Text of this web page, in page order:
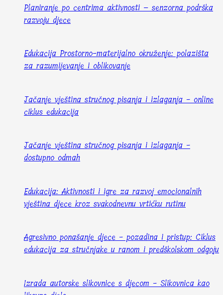
Planiranje po centrima aktivnosti – senzorna podrška
razvoju djece
Edukacija Prostorno-materijalno okruženje: polazišta
za razumijevanje i oblikovanje
Jačanje vještina stručnog pisanja i izlaganja - online
ciklus edukacija
Jačanje vještina stručnog pisanja i izlaganja -
dostupno odmah
Edukacija: Aktivnosti i igre za razvoj emocionalnih
vještina djece kroz svakodnevnu vrtićku rutinu
Agresivno ponašanje djece - pozadina i pristup: Ciklus
edukacija za stručnjake u ranom i predškolskom odgoju
Izrada autorske slikovnice s djecom - Slikovnica kao